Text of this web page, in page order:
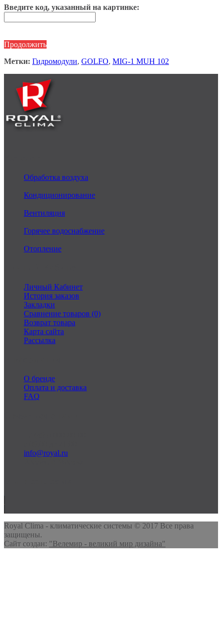
Введите код, указанный на картинке:
Продолжить
Метки: Гидромодули, GOLFO, MIG-1 MUH 102
Обработка воздуха
Кондиционирование
Вентиляция
Горячее водоснабжение
Отопление
Личный Кабинет
История заказов
Закладки
Сравнение товаров (0)
Возврат товара
Карта сайта
Рассылка
О бренде
Оплата и доставка
FAQ
info@royal.ru
Royal Clima - климатические системы © 2017 Все права
защищены.
Сайт создан: "Велемир - великий мир дизайна"